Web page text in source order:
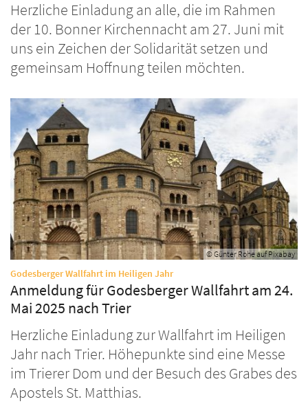
Herzliche Einladung an alle, die im Rahmen
der 10. Bonner Kirchennacht am 27. Juni mit
uns ein Zeichen der Solidarität setzen und
gemeinsam Hoffnung teilen möchten.
© Günter Rohe auf Pixabay
Godesberger Wallfahrt im Heiligen Jahr:
Anmeldung für Godesberger Wallfahrt am 24.
Mai 2025 nach Trier
Herzliche Einladung zur Wallfahrt im Heiligen
Jahr nach Trier. Höhepunkte sind eine Messe
im Trierer Dom und der Besuch des Grabes des
Apostels St. Matthias.